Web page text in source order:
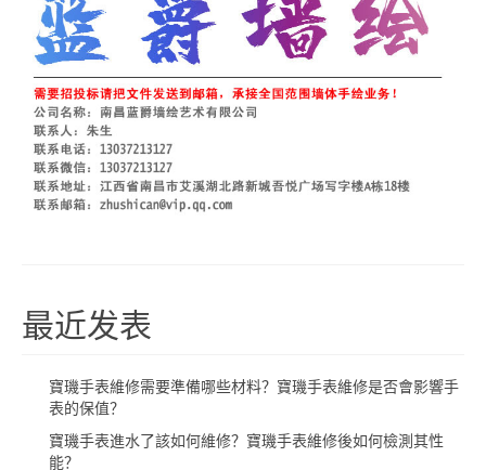
最近发表
​寶璣手表維修需要準備哪些材料？寶璣手表維修是否會影響手
表的保值？
​寶璣手表進水了該如何維修？寶璣手表維修後如何檢測其性
能？